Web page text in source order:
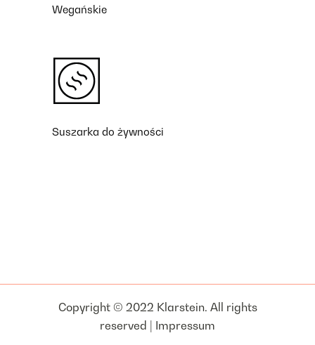
Wegańskie
Suszarka do żywności
Copyright © 2022 Klarstein. All rights
reserved | Impressum